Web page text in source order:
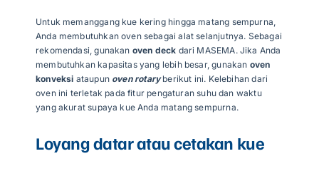
Untuk memanggang kue kering hingga matang sempurna,
Anda membutuhkan oven sebagai alat selanjutnya. Sebagai
rekomendasi, gunakan oven deck dari MASEMA. Jika Anda
membutuhkan kapasitas yang lebih besar, gunakan oven
konveksi ataupun oven rotaryberikut ini. Kelebihan dari
oven ini terletak pada fitur pengaturan suhu dan waktu
yang akurat supaya kue Anda matang sempurna.
Loyang datar atau cetakan kue